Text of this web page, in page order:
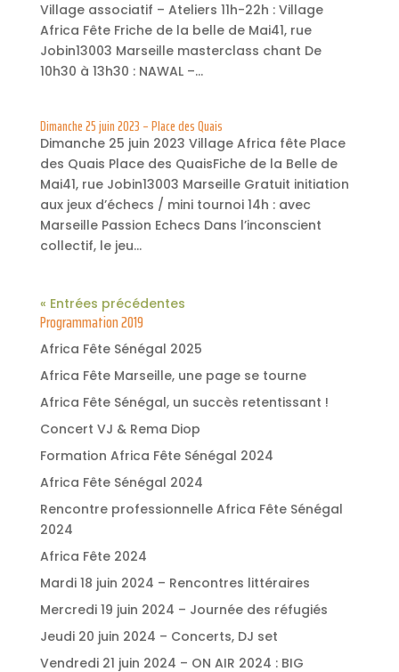
Village associatif – Ateliers 11h-22h : Village
Africa Fête Friche de la belle de Mai41, rue
Jobin13003 Marseille masterclass chant De
10h30 à 13h30 : NAWAL –...
Dimanche 25 juin 2023 – Place des Quais
Dimanche 25 juin 2023 Village Africa fête Place
des Quais Place des QuaisFiche de la Belle de
Mai41, rue Jobin13003 Marseille Gratuit initiation
aux jeux d’échecs / mini tournoi 14h : avec
Marseille Passion Echecs Dans l’inconscient
collectif, le jeu...
« Entrées précédentes
Programmation 2019
Africa Fête Sénégal 2025
Africa Fête Marseille, une page se tourne
Africa Fête Sénégal, un succès retentissant !
Concert VJ & Rema Diop
Formation Africa Fête Sénégal 2024
Africa Fête Sénégal 2024
Rencontre professionnelle Africa Fête Sénégal
2024
Africa Fête 2024
Mardi 18 juin 2024 – Rencontres littéraires
Mercredi 19 juin 2024 – Journée des réfugiés
Jeudi 20 juin 2024 – Concerts, DJ set
Vendredi 21 juin 2024 – ON AIR 2024 : BIG